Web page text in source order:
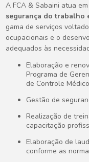
A FCA & Sabaini atua em
segurança do trabalho
gama de serviços
ocupacionais e o
adequados às
Elaboração e renovação de documentos legais, como o
Programa de
de Controle
Gestão de
Realização de treinamentos presenciais e online para
capacitação
Elaboração de laudos técnicos e análises ergonômicas
conforme as